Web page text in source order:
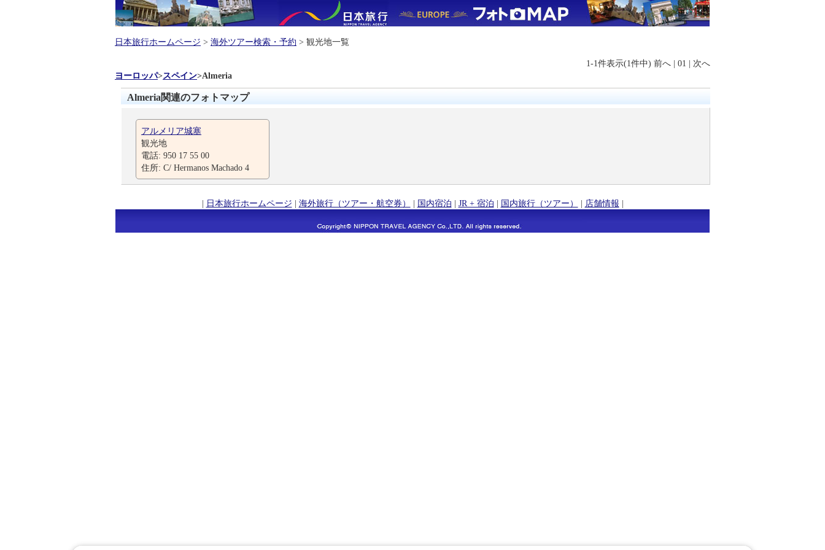
日本旅行ホームページ > 海外ツアー検索・予約 > 観光地一覧
1-1件表示(1件中) 前へ | 01 | 次へ
ヨーロッパ>スペイン>Almeria
Almeria関連のフォトマップ
アルメリア城塞
観光地
電話: 950 17 55 00
住所: C/ Hermanos Machado 4
| 日本旅行ホームページ | 海外旅行（ツアー・航空券） | 国内宿泊 | JR + 宿泊 | 国内旅行（ツアー） | 店舗情報 |